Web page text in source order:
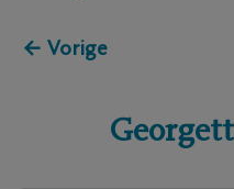
← Vorige